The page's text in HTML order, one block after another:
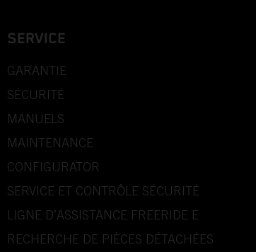
SERVICE
GARANTIE
SÉCURITÉ
MANUELS
MAINTENANCE
CONFIGURATOR
SERVICE ET CONTRÔLE SÉCURITÉ
LIGNE D’ASSISTANCE FREERIDE E
RECHERCHE DE PIÈCES DÉTACHÉES